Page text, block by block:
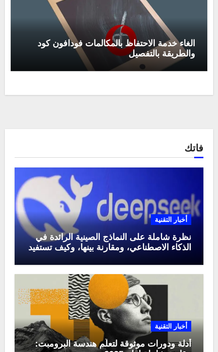
الغاء خدمة الاحتفاظ بالمكالمات فودافون كود
والطريقة بالتفصيل
فاتك
أخبار التقنية
نظرة شاملة على النماذج الصينية الرائدة في
الذكاء الاصطناعي، ومقارنة بينها، وكيف تستفيد
أخبار التقنية
أدلة ودورات موثوقة لتعلّم هندسة البرومبت: